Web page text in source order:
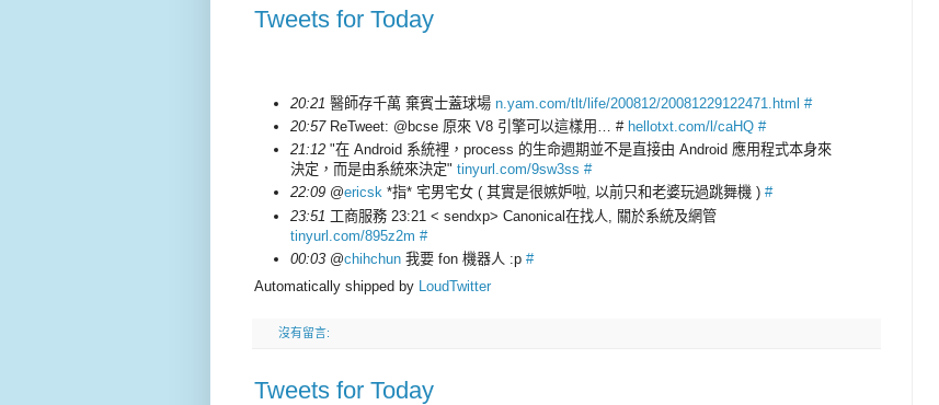
Tweets for Today
20:21 醫師存千萬 棄賓士蓋球場 n.yam.com/tlt/life/200812/20081229122471.html #
20:57ReTweet: @bcse 原來 V8 引擎可以這樣用… # hellotxt.com/l/caHQ #
21:12 "在 Android 系統裡，process 的生命週期並不是直接由 Android 應用程式本身來
決定，而是由系統來決定" tinyurl.com/9sw3ss #
22:09 @ericsk *指* 宅男宅女 ( 其實是很嫉妒啦, 以前只和老婆玩過跳舞機 ) #
23:51 工商服務 23:21 < sendxp> Canonical在找人, 關於系統及網管
tinyurl.com/895z2m #
00:03 @chihchun 我要 fon 機器人 :p #
Automatically shipped by LoudTwitter
沒有留言:
Tweets for Today